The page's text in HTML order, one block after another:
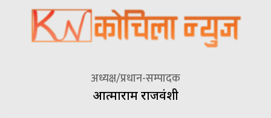
अध्यक्ष/प्रधान-सम्पादक
आत्माराम राजवंशी